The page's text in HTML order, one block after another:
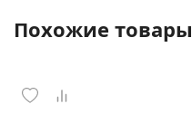
Похожие товары